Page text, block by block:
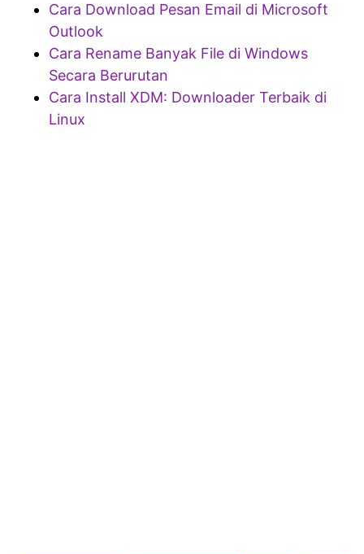
Cara Download Pesan Email di Microsoft
Outlook
Cara Rename Banyak File di Windows
Secara Berurutan
Cara Install XDM: Downloader Terbaik di
Linux